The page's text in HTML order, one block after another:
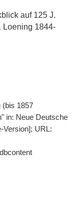
auf 125 J.
Loening 1844-
(bis 1857
in: Neue Deutsche
Version]; URL: